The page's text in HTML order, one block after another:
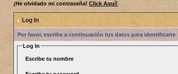
¡He olvidado mi contraseña! Click Aquí!
Log In
Por favor, escribe a continuación tus datos para identificarte
Log In
Escribe tu nombre